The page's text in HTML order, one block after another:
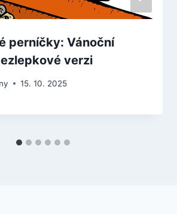
perníčky: Vánoční
verzi
15. 10. 2025